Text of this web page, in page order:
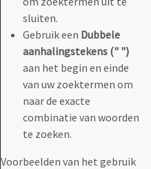
sluiten.
Gebruik een Dubbele
aanhalingstekens (" ")
aan het begin en einde
van uw zoektermen om
naar de exacte
combinatie van woorden
te zoeken.
Voorbeelden van het gebruik